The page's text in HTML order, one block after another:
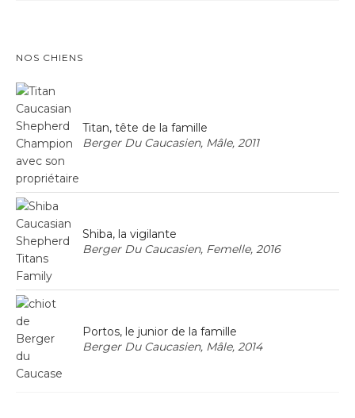
NOS CHIENS
Titan, tête de la famille
Berger Du Caucasien, Mâle, 2011
Shiba, la vigilante
Berger Du Caucasien, Femelle, 2016
Portos, le junior de la famille
Berger Du Caucasien, Mâle, 2014